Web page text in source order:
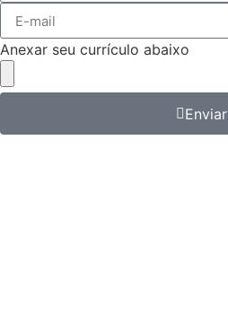
Anexar seu currículo abaixo
Enviar